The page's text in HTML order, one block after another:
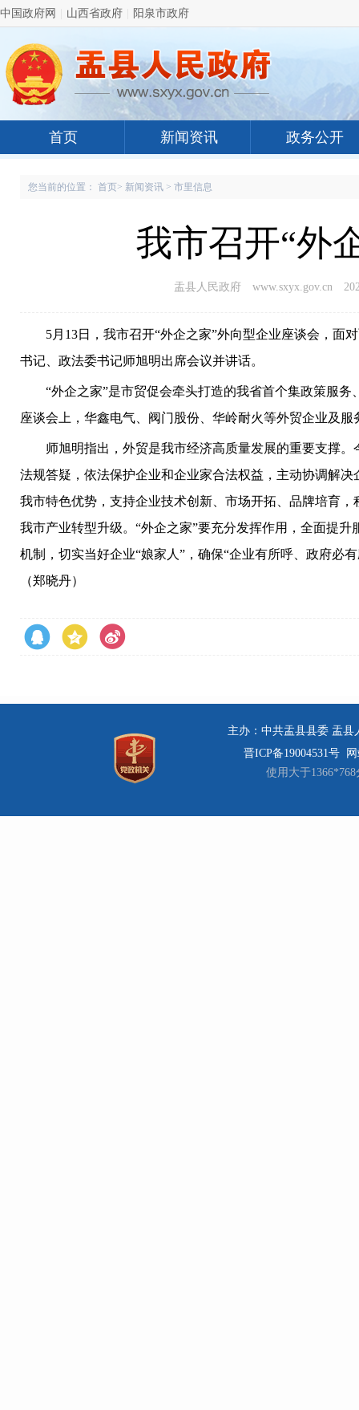
中国政府网 山西省政府 阳泉市政府
首页 新闻资讯 政务公开
您当前的位置： 首页> 新闻资讯 > 市里信息
我市召开“外
盂县人民政府 www.sxyx.gov.cn
5月13日，我市召开“外企之家”外向型企业座谈会，面
书记、政法委书记师旭明出席会议并讲话。
“外企之家”是市贸促会牵头打造的我省首个集政策服务
座谈会上，华鑫电气、阀门股份、华岭耐火等外贸企业及
师旭明指出，外贸是我市经济高质量发展的重要支撑。
法规答疑，依法保护企业和企业家合法权益，主动协调解
我市特色优势，支持企业技术创新、市场开拓、品牌培育
我市产业转型升级。“外企之家”要充分发挥作用，全面提
机制，切实当好企业“娘家人”，确保“企业有所呼、政府必
（郑晓丹）
主办：中共盂县县委 盂县
晋ICP备19004531号
使用大于